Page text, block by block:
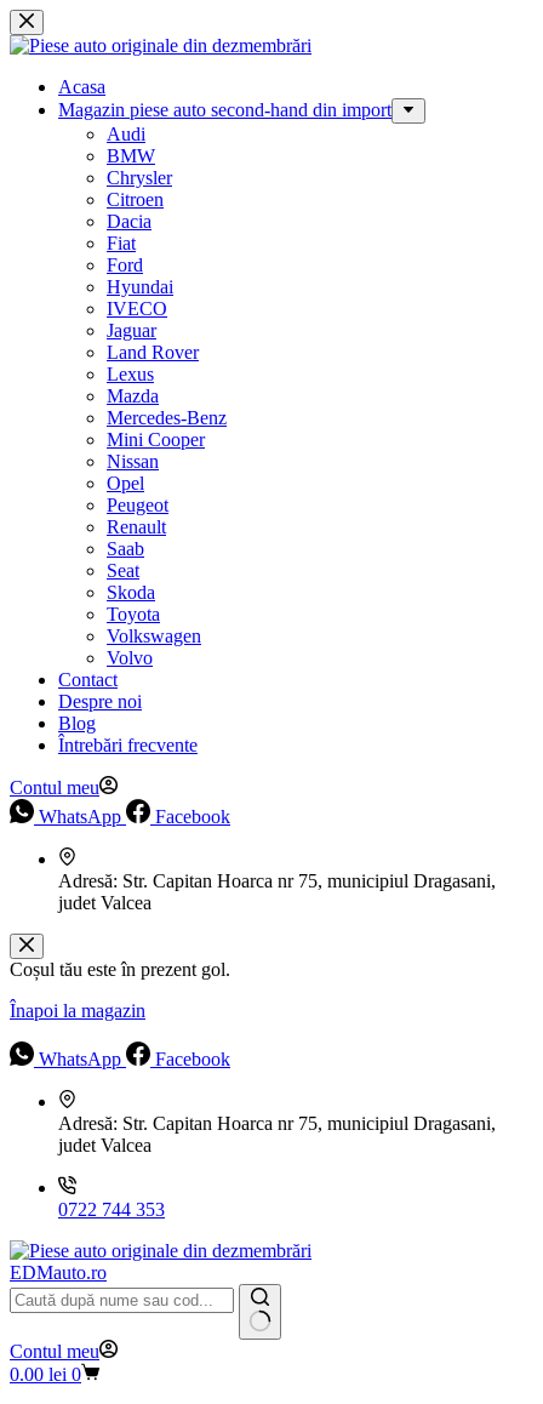
Sari
la
Acasa
Magazin piese auto second-hand din import
Audi
BMW
Chrysler
Citroen
Dacia
Fiat
Ford
Hyundai
IVECO
Jaguar
Land Rover
Lexus
Mazda
Mercedes-Benz
Mini Cooper
Nissan
Opel
Peugeot
Renault
Saab
Seat
Skoda
Toyota
Volkswagen
Volvo
Contact
Despre noi
Blog
Întrebări frecvente
Contul meu
WhatsApp
Facebook
Adresă: Str. Capitan Hoarca nr 75, municipiul Dragasani,
judet Valcea
Coșul tău este în prezent gol.
Înapoi la magazin
WhatsApp Facebook
Adresă: Str. Capitan Hoarca nr 75, municipiul Dragasani,
judet Valcea
0722 744 353
EDMauto.ro
Niciun
rezultat
Contul meu
Coș
0.00 lei 0